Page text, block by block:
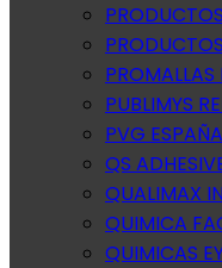
PROMALLAS
PUBLIMYS
PVG
QS
QUALIMAX
QUIMICA
QUIMICAS